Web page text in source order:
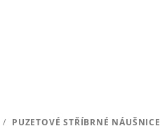
/ PUZETOVÉ STŘÍBRNÉ NÁUŠNICE